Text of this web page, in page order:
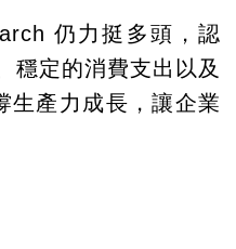
仍力挺多頭，認
穩定的消費支出以及
生產力成長，讓企業